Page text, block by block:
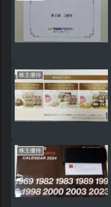
株主優待
株主優待